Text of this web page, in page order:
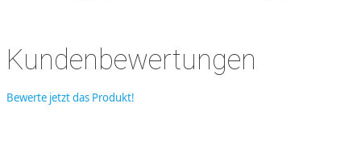
Kundenbewertungen
Bewerte jetzt das Produkt!